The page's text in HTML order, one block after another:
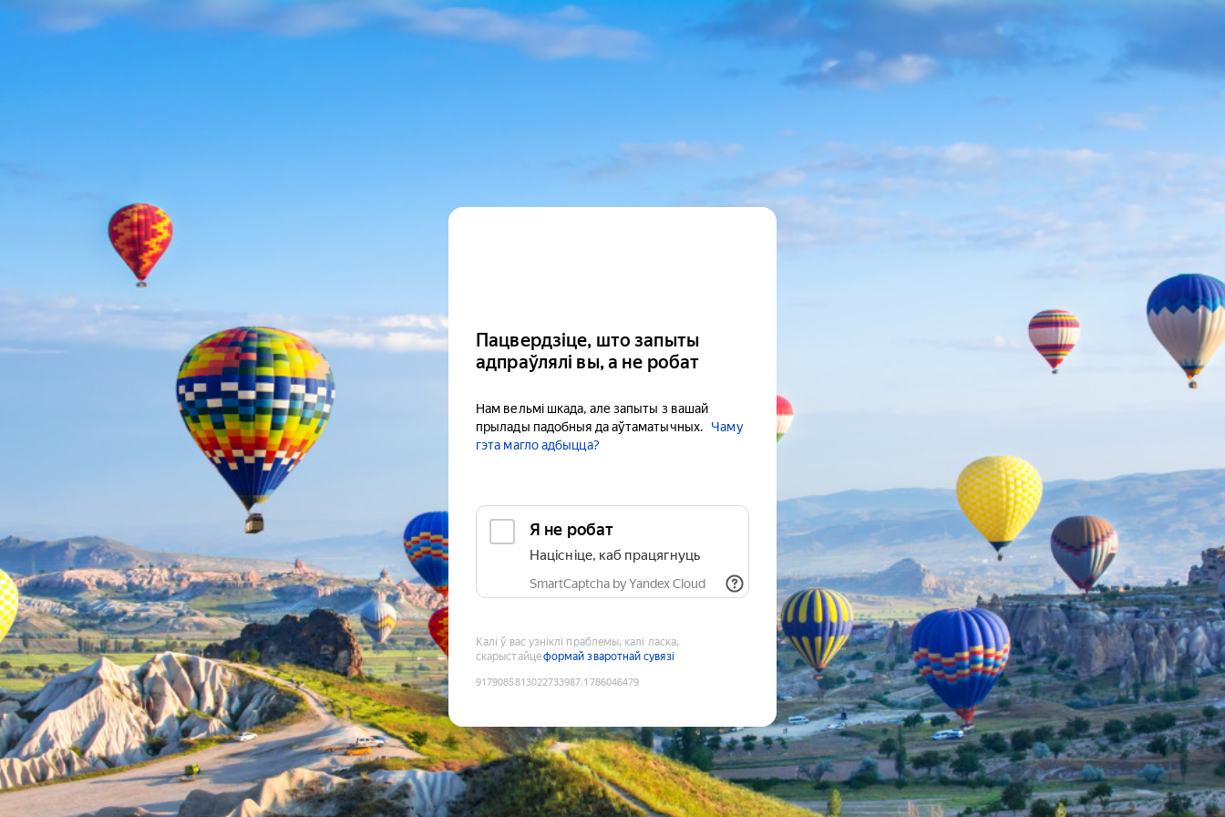
Пацвердзіце, што запыты
адпраўлялі вы, а не робат
Нам вельмі шкада, але запыты з вашай
прылады падобныя да аўтаматычных.
Чаму
гэта магло адбыцца?
Я не робат
Націсніце, каб працягнуць
SmartCaptcha by Yandex Cloud
Калі ў вас узніклі праблемы, калі ласка,
скарыстайцеформай зваротнай сувязі
9179085813022733987:1786046479